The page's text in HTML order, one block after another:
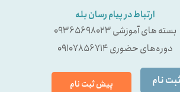
ارتباط در پیام رسان بله
بسته ‌های آموزشی 09365698023
دوره‌های حضوری 09107856714
نام پیش ثبت نام